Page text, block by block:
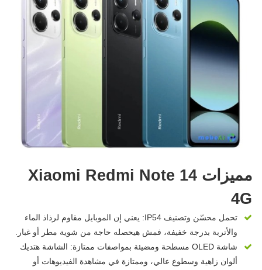
مميزات Xiaomi Redmi Note 14
4G
تحمل محسّن وتصنيف IP54: يعني إن الموبايل مقاوم لرذاذ الماء
والأتربة بدرجة خفيفة، فمش هيحصله حاجة من شوية مطر أو غبار.
شاشة OLED مسطحة ومضيئة بمواصفات ممتازة: الشاشة هتديك
ألوان زاهية وسطوع عالي، وممتازة في مشاهدة الفيديوهات أو